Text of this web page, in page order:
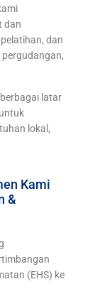
dan
dan
latar
lokal,
Kami
&
(EHS) ke